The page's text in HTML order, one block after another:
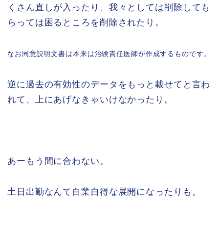
くさん直しが入ったり、我々としては削除しても
らっては困るところを削除されたり。
なお同意説明文書は本来は治験責任医師が作成するものです。
逆に過去の有効性のデータをもっと載せてと言わ
れて、上にあげなきゃいけなかったり。
あーもう間に合わない。
土日出勤なんて自業自得な展開になったりも。